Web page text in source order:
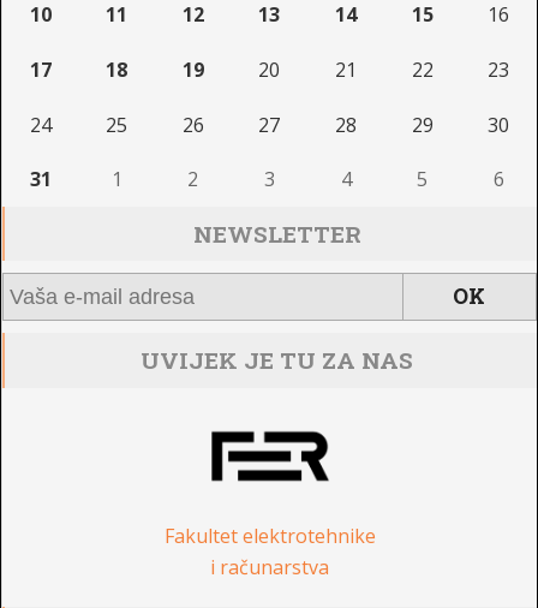
10 11 12 13 14 15 16
17 18 19 20 21 22 23
24 25 26 27 28 29 30
31 1 2 3 4 5 6
NEWSLETTER
UVIJEK JE TU ZA NAS
Fakultet elektrotehnike
i računarstva